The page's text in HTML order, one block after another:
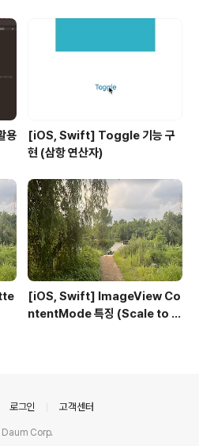
용
[iOS, Swift] Toggle 기능 구
현 (삼항 연산자)
[iOS, Swift] ImageView Co
ntentMode 특징 (Scale to Fi
로그인 고객센터
Corp.